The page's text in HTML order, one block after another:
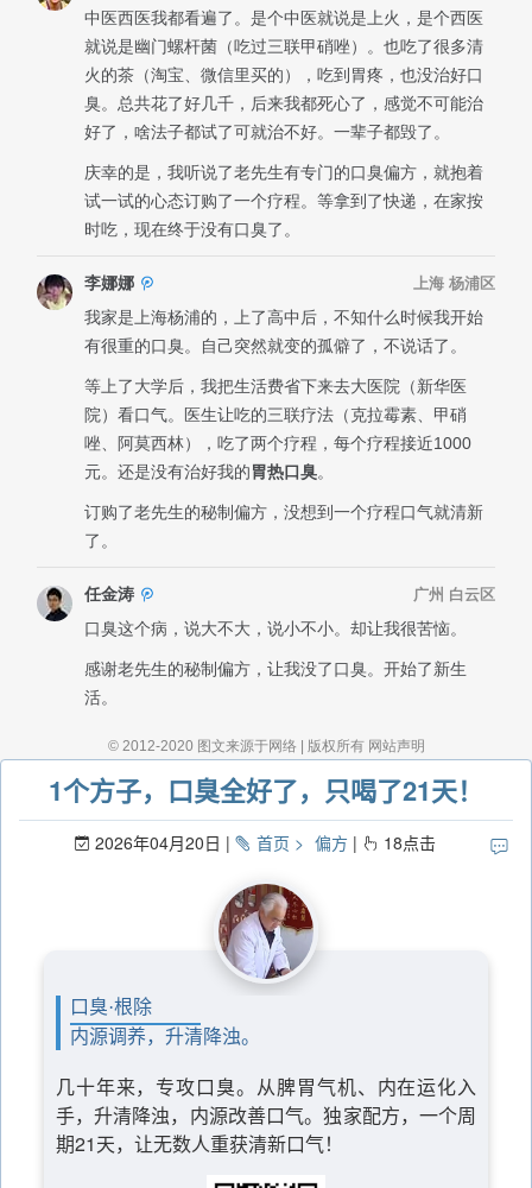
1个方子，口臭全好了，只喝了21天！
2026年04月20日 首页 偏方 18点击
口臭·根除
内源调养，升清降浊。
几十年来，专攻口臭。从脾胃气机、内在运化入
手，升清降浊，内源改善口气。独家配方，一个周
期21天，让无数人重获清新口气！